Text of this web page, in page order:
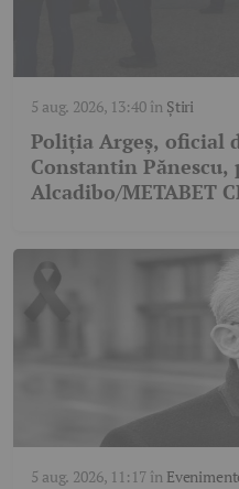
5 aug. 2026, 13:40în Știri
Poliția Argeș, oficial
Constantin
Alcadibo/METABET
5 aug. 2026, 11:17în